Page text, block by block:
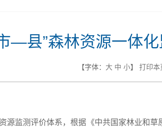
县”森林资源一体化
【字体： 大 中 小】 打印本
监测评价体系，根据《中共国家林业和